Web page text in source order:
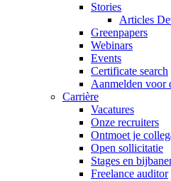
Stories
Articles
Greenpapers
Webinars
Events
Certificate search
Aanmelden voor
Carrière
Vacatures
Onze recruiters
Ontmoet je
Open sollicitatie
Stages en
Freelance auditor